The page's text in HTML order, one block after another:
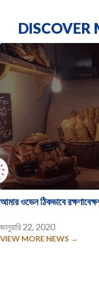
DISCOVER
আমার ওভেন ঠিকভাবে
জানুয়ারি 22, 2020
VIEW MORE NEWS →